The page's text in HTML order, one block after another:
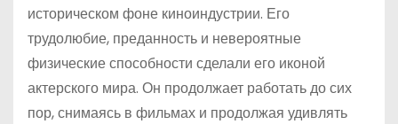
историческом фоне киноиндустрии. Его
трудолюбие, преданность и невероятные
физические способности сделали его иконой
актерского мира. Он продолжает работать до сих
пор, снимаясь в фильмах и продолжая удивлять